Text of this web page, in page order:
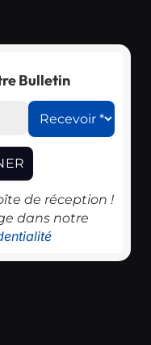
Bulletin
de réception !
dans notre